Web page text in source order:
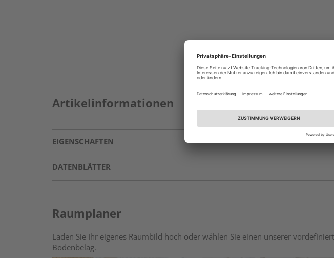
Artikelinformationen
EIGENSCHAFTEN
DATENBLÄTTER
Raumplaner
Laden Sie Ihr eigenes Raumbild hoch oder wählen Sie einen unserer
Bodenbelag.